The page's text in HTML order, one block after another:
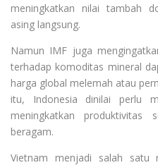
meningkatkan nilai tambah
asing langsung.
Namun IMF juga
terhadap komoditas mineral
harga global melemah atau
itu, Indonesia dinilai perlu
meningkatkan produktivitas
beragam.
Vietnam menjadi salah satu